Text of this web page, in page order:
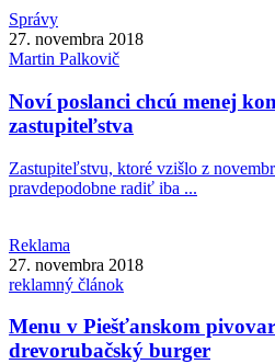
Správy
27. novembra 2018
Martin Palkovič
Noví poslanci chcú menej
zastupiteľstva
Zastupiteľstvu, ktoré vzišlo z
pravdepodobne radiť iba ...
Reklama
27. novembra 2018
reklamný článok
Menu v Piešťanskom
drevorubačský burger